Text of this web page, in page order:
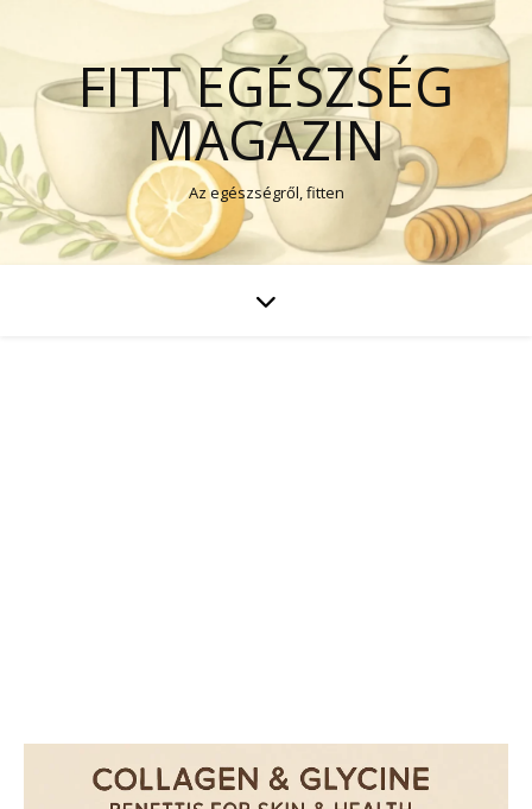
FITT EGÉSZSÉG
MAGAZIN
Az egészségről, fitten